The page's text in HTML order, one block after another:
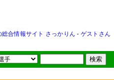
合情報サイト さっかりん - ゲストさん